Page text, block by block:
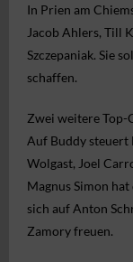
In Prien am
Jacob Ahlers, Till
Szczepaniak. Sie
schaffen.
Zwei weitere Top-
Auf Buddy steuert
Wolgast, Joel
Magnus Simon
sich auf Anton
Zamory freuen.